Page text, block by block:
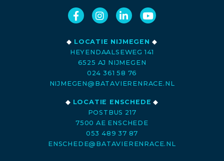
◆ LOCATIE NIJMEGEN ◆
HEYENDAALSEWEG 141
6525 AJ NIJMEGEN
024 361 58 76
NIJMEGEN@BATAVIERENRACE.NL
◆ LOCATIE ENSCHEDE ◆
POSTBUS 217
7500 AE ENSCHEDE
053 489 37 87
ENSCHEDE@BATAVIERENRACE.NL